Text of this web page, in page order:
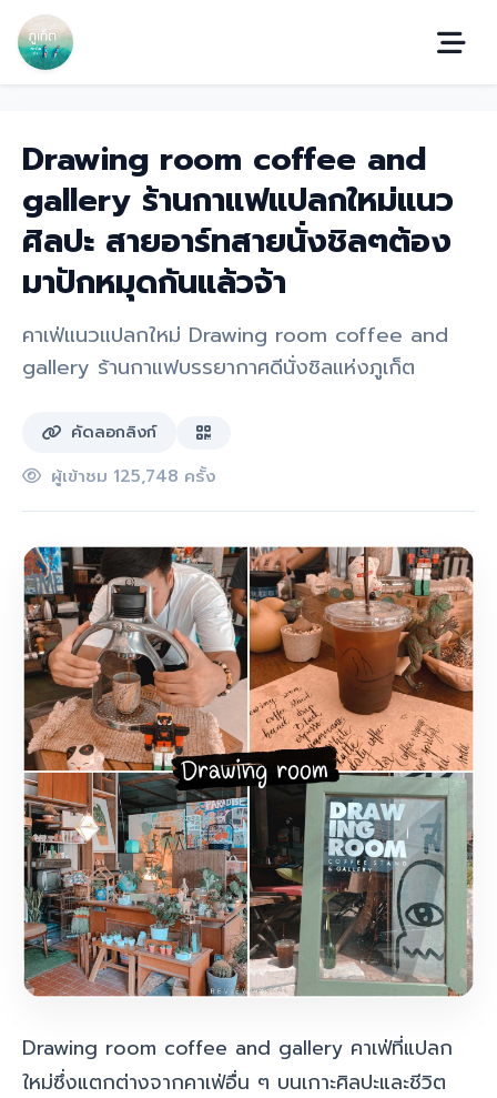
Drawing room coffee and
gallery ร้านกาแฟแปลกใหม่แนว
ศิลปะ สายอาร์ทสายนั่งชิลๆต้อง
มาปักหมุดกันแล้วจ้า
คาเฟ่แนวแปลกใหม่ Drawing room coffee and
gallery ร้านกาแฟบรรยากาศดีนั่งชิลแห่งภูเก็ต
คัดลอกลิงก์
ผู้เข้าชม 125,748 ครั้ง
Drawing room coffee and gallery คาเฟ่ที่แปลก
ใหม่ซึ่งแตกต่างจากคาเฟ่อื่น ๆ บนเกาะศิลปะและชีวิต